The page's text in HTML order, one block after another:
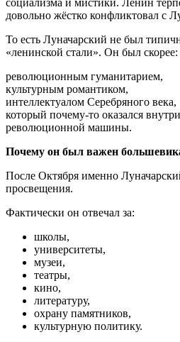
довольно жёстко конфликтовал с
То есть Луначарский не был
«ленинской стали». Он был скорее:
революционным гуманитарием,
культурным романтиком,
интеллектуалом Серебряного века,
который почему-то оказался
революционной машины.
Почему он был важен
После Октября именно
просвещения.
Фактически он отвечал за:
школы,
университеты,
музеи,
театры,
кино,
литературу,
охрану памятников,
культурную политику.